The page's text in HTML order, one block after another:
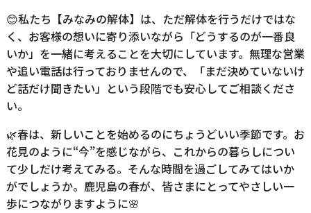
😊私たち【みなみの解体】は、ただ解体を行うだけではな
く、お客様の想いに寄り添いながら「どうするのが一番良
いか」を一緒に考えることを大切にしています。無理な営業
や追い電話は行っておりませんので、「まだ決めていないけ
ど話だけ聞きたい」という段階でも安心してご相談くださ
い。
🌿春は、新しいことを始めるのにちょうどいい季節です。お
花見のように“今”を感じながら、これからの暮らしについ
て少しだけ考えてみる。そんな時間を過ごしてみてはいか
がでしょうか。鹿児島の春が、皆さまにとってやさしい一
歩につながりますように🌸